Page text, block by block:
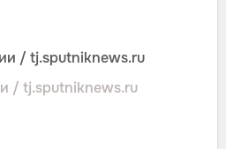
/ tj.sputniknews.ru